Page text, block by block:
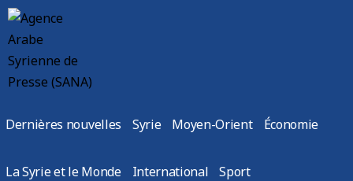
Dernières nouvelles Syrie Moyen-Orient Économie
La Syrie et le Monde International Sport